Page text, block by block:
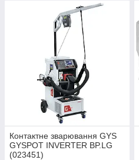
Контактне зварювання GYS
GYSPOT INVERTER BP.LG
(023451)